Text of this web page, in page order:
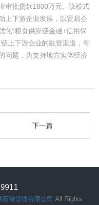
审批贷款1800万元。该模式
上下游企业发展，以贸易企
化“粮食供应链金融+信用保
上下游企业的融资渠道，有
问题，为支持地方实体经济
下一篇
链管理有限公司 All Rights